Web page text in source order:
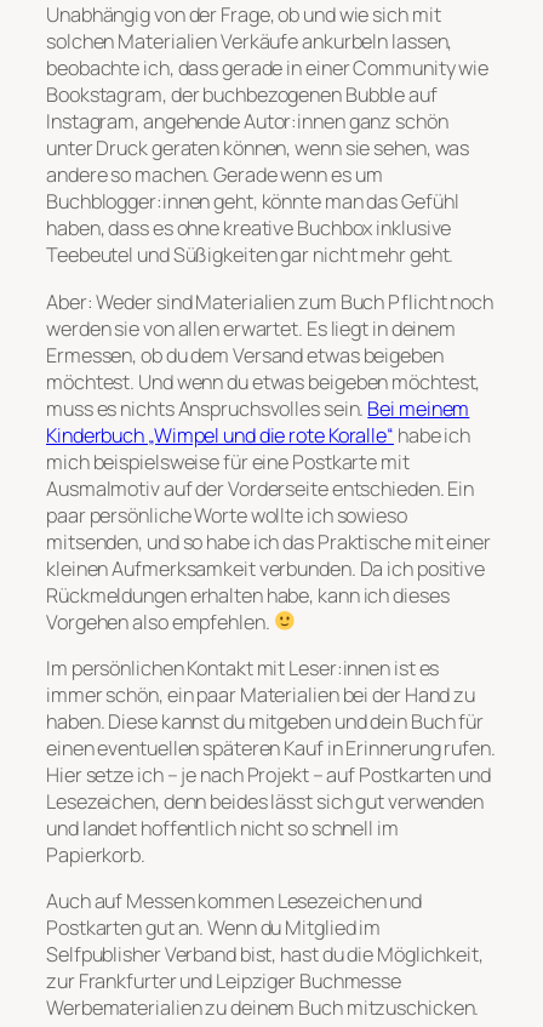
Unabhängig von der Frage, ob und wie sich mit
solchen Materialien Verkäufe ankurbeln lassen,
beobachte ich, dass gerade in einer Community wie
Bookstagram, der buchbezogenen Bubble auf
Instagram, angehende Autor:innen ganz schön
unter Druck geraten können, wenn sie sehen, was
andere so machen. Gerade wenn es um
Buchblogger:innen geht, könnte man das Gefühl
haben, dass es ohne kreative Buchbox inklusive
Teebeutel und Süßigkeiten gar nicht mehr geht.
Aber: Weder sind Materialien zum Buch Pflicht noch
werden sie von allen erwartet. Es liegt in deinem
Ermessen, ob du dem Versand etwas beigeben
möchtest. Und wenn du etwas beigeben möchtest,
muss es nichts Anspruchsvolles sein. Bei meinem
Kinderbuch „Wimpel und die rote Koralle“ habe ich
mich beispielsweise für eine Postkarte mit
Ausmalmotiv auf der Vorderseite entschieden. Ein
paar persönliche Worte wollte ich sowieso
mitsenden, und so habe ich das Praktische mit einer
kleinen Aufmerksamkeit verbunden. Da ich positive
Rückmeldungen erhalten habe, kann ich dieses
Vorgehen also empfehlen.
Im persönlichen Kontakt mit Leser:innen ist es
immer schön, ein paar Materialien bei der Hand zu
haben. Diese kannst du mitgeben und dein Buch für
einen eventuellen späteren Kauf in Erinnerung rufen.
Hier setze ich – je nach Projekt – auf Postkarten und
Lesezeichen, denn beides lässt sich gut verwenden
und landet hoffentlich nicht so schnell im
Papierkorb.
Auch auf Messen kommen Lesezeichen und
Postkarten gut an. Wenn du Mitglied im
Selfpublisher Verband bist, hast du die Möglichkeit,
zur Frankfurter und Leipziger Buchmesse
Werbematerialien zu deinem Buch mitzuschicken.